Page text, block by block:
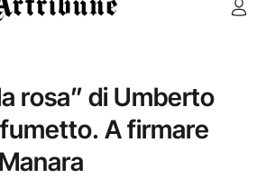
rosa” di Umberto
A firmare